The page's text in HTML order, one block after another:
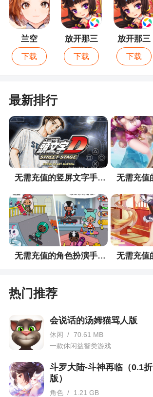
兰空
下载
放开那三
国
下载
放开那三
国无限金
币版
下载
最新排行
无需充值的竖屏文字手游排行榜
无需充值的角色扮演手游排行榜
热门推荐
会说话的汤姆猫骂人版
休闲 / 70.61 MB
一款休闲益智类游戏
斗罗大陆-斗神再临（0.1折
版）
角色 /
1.21 GB